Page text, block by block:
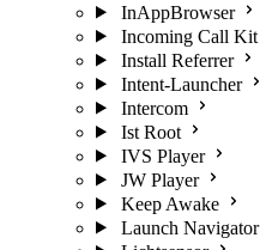
InAppBrowser
Incoming Call Kit
Install Referrer
Intent-Launcher
Intercom
Ist Root
IVS Player
JW Player
Keep Awake
Launch Navigator